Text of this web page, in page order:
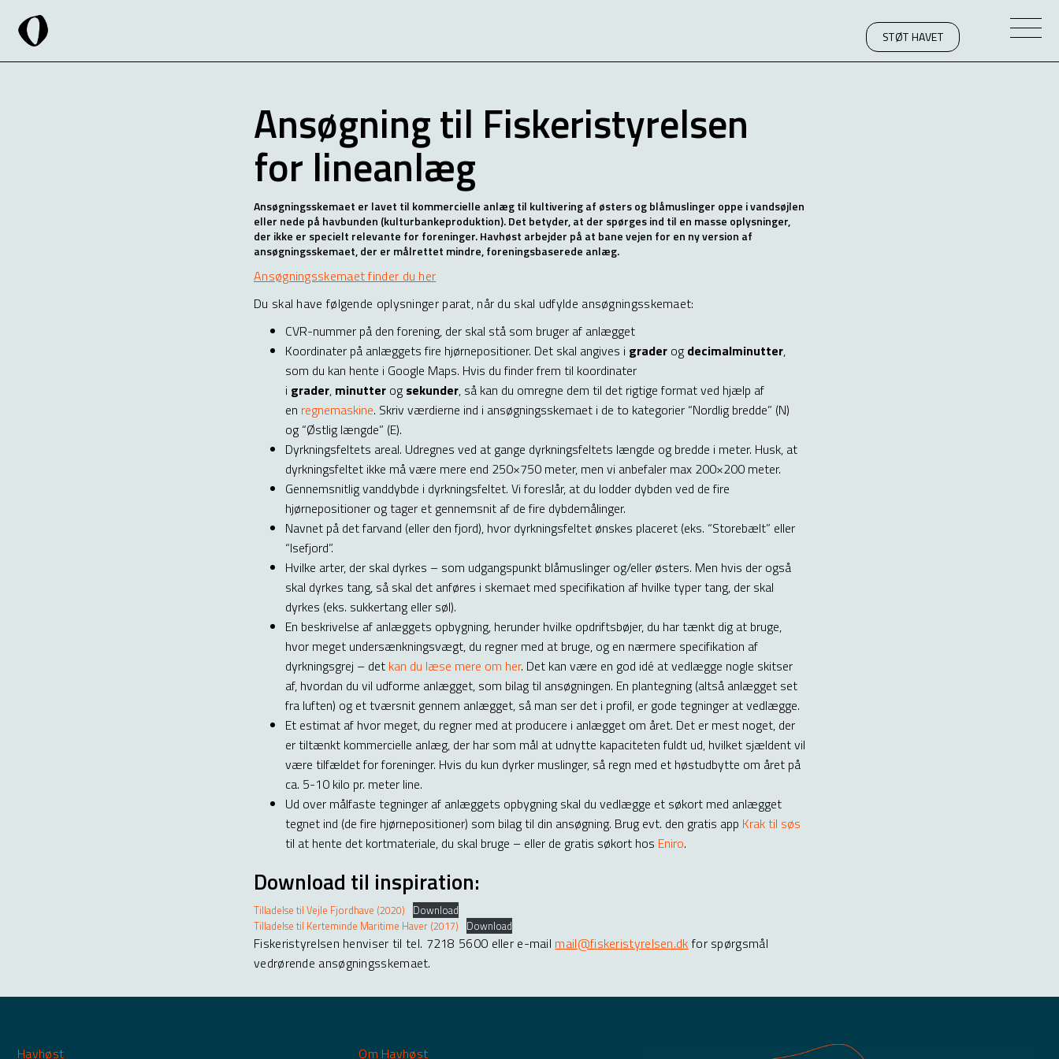
STØT HAVET
Ansøgning til Fiskeristyrelsen
for lineanlæg
Ansøgningsskemaet er lavet til kommercielle anlæg til kultivering af østers og blåmuslinger oppe i vandsøjlen
eller nede på havbunden (kulturbankeproduktion). Det betyder, at der spørges ind til en masse oplysninger,
der ikke er specielt relevante for foreninger. Havhøst arbejder på at bane vejen for en ny version af
ansøgningsskemaet, der er målrettet mindre, foreningsbaserede anlæg.
Ansøgningsskemaet finder du her
Du skal have følgende oplysninger parat, når du skal udfylde ansøgningsskemaet:
CVR-nummer på den forening, der skal stå som bruger af anlægget
Koordinater på anlæggets fire hjørnepositioner. Det skal angives i grader ogdecimalminutter,
som du kan hente i Google Maps. Hvis du finder frem til koordinater
i grader, minutter ogsekunder, så kan du omregne dem til det rigtige format ved hjælp af
en regnemaskine. Skriv værdierne ind i ansøgningsskemaet i de to kategorier “Nordlig bredde” (N)
og “Østlig længde” (E).
Dyrkningsfeltets areal. Udregnes ved at gange dyrkningsfeltets længde og bredde i meter. Husk, at
dyrkningsfeltet ikke må være mere end 250×750 meter, men vi anbefaler max 200×200 meter.
Gennemsnitlig vanddybde i dyrkningsfeltet. Vi foreslår, at du lodder dybden ved de fire
hjørnepositioner og tager et gennemsnit af de fire dybdemålinger.
Navnet på det farvand (eller den fjord), hvor dyrkningsfeltet ønskes placeret (eks. “Storebælt” eller
“Isefjord”.
Hvilke arter, der skal dyrkes – som udgangspunkt blåmuslinger og/eller østers. Men hvis der også
skal dyrkes tang, så skal det anføres i skemaet med specifikation af hvilke typer tang, der skal
dyrkes (eks. sukkertang eller søl).
En beskrivelse af anlæggets opbygning, herunder hvilke opdriftsbøjer, du har tænkt dig at bruge,
hvor meget undersænkningsvægt, du regner med at bruge, og en nærmere specifikation af
dyrkningsgrej – det kan du læse mere om her. Det kan være en god idé at vedlægge nogle skitser
af, hvordan du vil udforme anlægget, som bilag til ansøgningen. En plantegning (altså anlægget set
fra luften) og et tværsnit gennem anlægget, så man ser det i profil, er gode tegninger at vedlægge.
Et estimat af hvor meget, du regner med at producere i anlægget om året. Det er mest noget, der
er tiltænkt kommercielle anlæg, der har som mål at udnytte kapaciteten fuldt ud, hvilket sjældent vil
være tilfældet for foreninger. Hvis du kun dyrker muslinger, så regn med et høstudbytte om året på
ca. 5-10 kilo pr. meter line.
Ud over målfaste tegninger af anlæggets opbygning skal du vedlægge et søkort med anlægget
tegnet ind (de fire hjørnepositioner) som bilag til din ansøgning. Brug evt. den gratis app Krak til søs
til at hente det kortmateriale, du skal bruge – eller de gratis søkort hos Eniro.
Download til inspiration:
Tilladelse til Vejle Fjordhave (2020) Download
Tilladelse til Kerteminde Maritime Haver (2017) Download
Fiskeristyrelsen henviser til tel. 7218 5600 eller e-mail mail@fiskeristyrelsen.dk for spørgsmål
vedrørende ansøgningsskemaet.
Havhøst Om Havhøst